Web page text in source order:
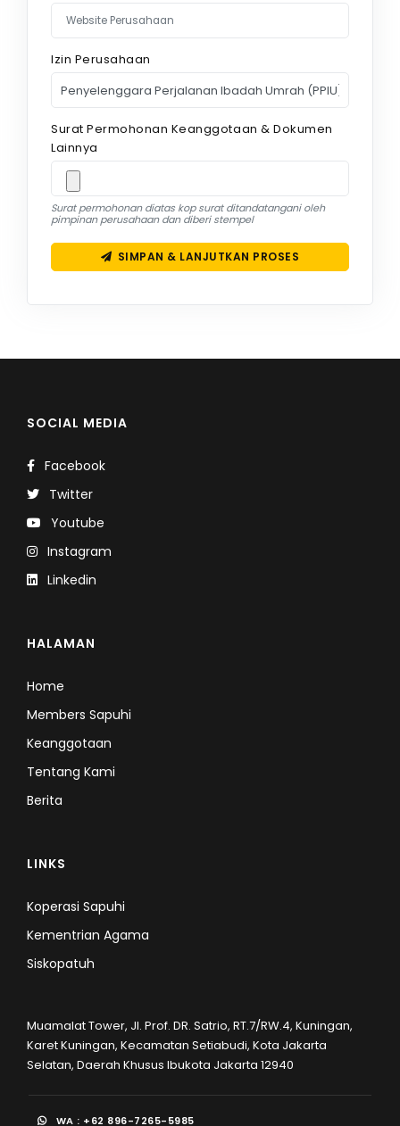
Izin Perusahaan
Surat Permohonan Keanggotaan & Dokumen
Lainnya
Surat permohonan diatas kop surat ditandatangani oleh
pimpinan perusahaan dan diberi stempel
SIMPAN & LANJUTKAN PROSES
SOCIAL MEDIA
Facebook
Twitter
Youtube
Instagram
Linkedin
HALAMAN
Home
Members Sapuhi
Keanggotaan
Tentang Kami
Berita
LINKS
Koperasi Sapuhi
Kementrian Agama
Siskopatuh
Muamalat Tower, Jl. Prof. DR. Satrio, RT.7/RW.4, Kuningan,
Karet Kuningan, Kecamatan Setiabudi, Kota Jakarta
Selatan, Daerah Khusus Ibukota Jakarta 12940
WA : +62 896-7265-5985